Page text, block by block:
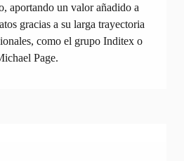
aportando un valor añadido a
gracias a su larga trayectoria
como el grupo Inditex o
Page.